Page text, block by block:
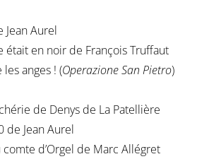
Jean Aurel
était en noir de François Truffaut
anges ! (Operazione San Pietro)
de Denys de La Patellière
de Jean Aurel
d’Orgel de Marc Allégret